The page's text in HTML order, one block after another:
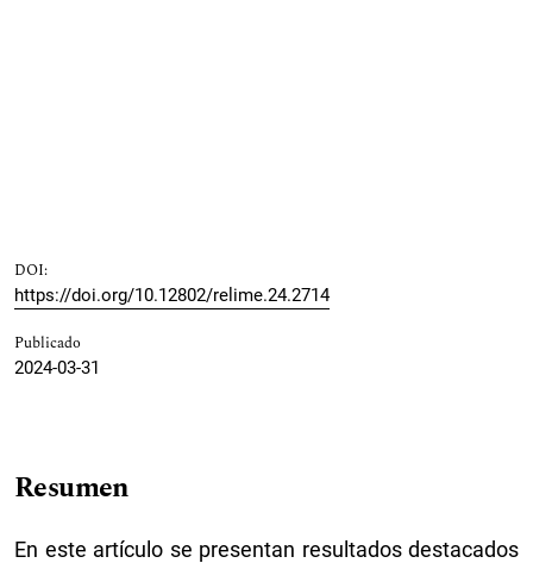
DOI:
https://doi.org/10.12802/relime.24.2714
Publicado
2024-03-31
Resumen
En este artículo se presentan resultados destacados